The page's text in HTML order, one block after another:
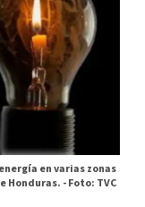
en varias zonas
Honduras. -Foto: TVC